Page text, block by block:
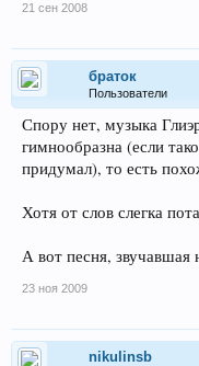
21 сен 2008
браток
Пользователи
Спору нет, музыка
гимнообразна (если
придумал), то есть
Хотя от слов слегка
А вот песня, звучавшая
23 ноя 2009
nikulinsb